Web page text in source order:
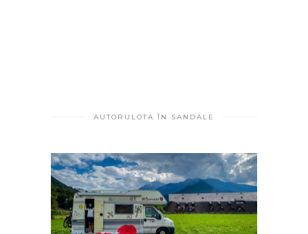
AUTORULOTA ÎN SANDALE